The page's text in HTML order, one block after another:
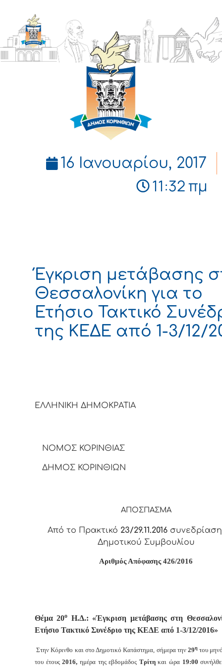
ΔΗΜΟΣ
ΚΟΡΙΝΘΙΩΝ
16 Ιανουαρίου, 2017
11:32 πμ
Έγκριση μετάβασης
Θεσσαλονίκη για το
Ετήσιο Τακτικό
της ΚΕΔΕ από 1-3/12/
ΕΛΛΗΝΙΚΗ ΔΗΜΟΚΡΑΤΙΑ
ΝΟΜΟΣ ΚΟΡΙΝΘΙΑΣ
ΔΗΜΟΣ ΚΟΡΙΝΘΙΩΝ
ΑΠΟΣΠΑΣΜΑ
Από το Πρακτικό 23/29.11.2016
Δημοτικού Συμβουλίου
Αριθμός Απόφασης426/2016
Θέμα 20ο Η.Δ.: «Έγκριση μετάβασης στη
Ετήσιο Τακτικό Συνέδριο της ΚΕΔΕ από 1-3/12/2016»
Στην Κόρινθο και στο Δημοτικό Κατάστημα, σήμερα την 29η του
του έτους2016, ημέρα της εβδομάδος Τρίτηκαι ώρα 19:00